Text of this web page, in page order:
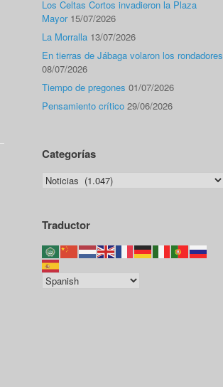
Los Celtas Cortos invadieron la Plaza
Mayor 15/07/2026
La Morralla 13/07/2026
En tierras de Jábaga volaron los rondadores
08/07/2026
Tiempo de pregones 01/07/2026
Pensamiento crítico 29/06/2026
Categorías
Categorías
Traductor